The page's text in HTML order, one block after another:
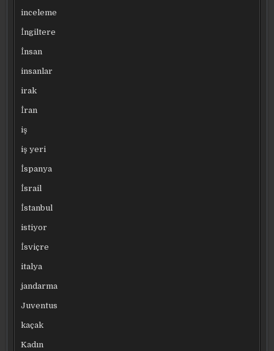
inceleme
İngiltere
İnsan
insanlar
irak
İran
iş
iş yeri
İspanya
İsrail
İstanbul
istiyor
İsviçre
italya
jandarma
Juventus
kaçak
Kadın